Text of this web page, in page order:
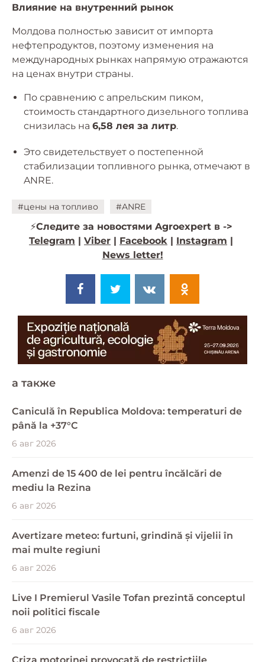
Влияние на внутренний рынок
Молдова полностью зависит от импорта
нефтепродуктов, поэтому изменения на
международных рынках напрямую отражаются
на ценах внутри страны.
По сравнению с апрельским пиком,
стоимость стандартного дизельного топлива
снизилась на 6,58 лея за литр.
Это свидетельствует о постепенной
стабилизации топливного рынка, отмечают в
ANRE.
#цены на топливо #ANRE
⚡️Следите за новостями Agroexpert в ->
Telegram | Viber | Facebook | Instagram |
News letter!
a также
Caniculă în Republica Moldova: temperaturi de
până la +37°C
6 авг 2026
Amenzi de 15 400 de lei pentru încălcări de
mediu la Rezina
6 авг 2026
Avertizare meteo: furtuni, grindină și vijelii în
mai multe regiuni
6 авг 2026
Live I Premierul Vasile Tofan prezintă conceptul
noii politici fiscale
6 авг 2026